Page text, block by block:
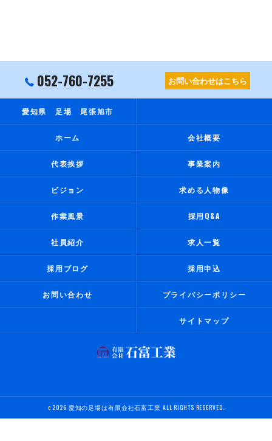
052-760-7255 お問い合わせはこちら
愛知県 足場 尾張旭市
ホーム 会社概要
代表挨拶 事業案内
ビジョン 求める人物像
作業風景 採用Q&A
社員紹介 求人一覧
採用ブログ 採用申込
お問い合わせ プライバシーポリシー
サイトマップ
c 2026 愛知の足場は有限会社石富工業 ALL RIGHTS RESERVED.